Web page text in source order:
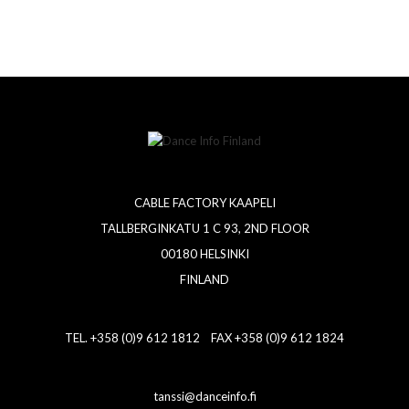
CABLE FACTORY KAAPELI
TALLBERGINKATU 1 C 93, 2ND FLOOR
00180 HELSINKI
FINLAND
TEL. +358 (0)9 612 1812 FAX +358 (0)9 612 1824
tanssi@danceinfo.fi